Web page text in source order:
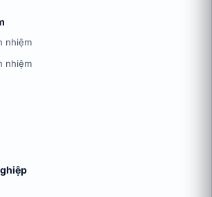
nhiệm
nhiệm